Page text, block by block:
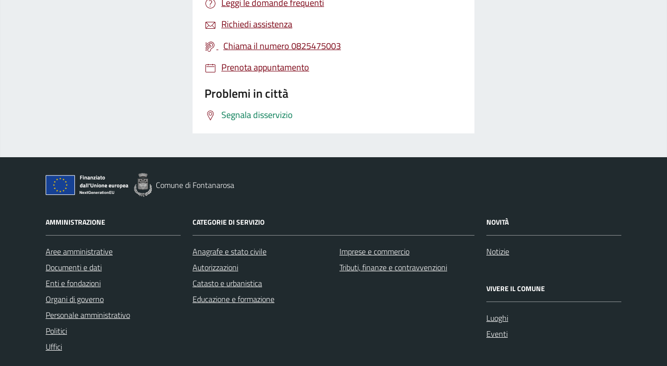
Richiedi assistenza
Chiama il numero 0825475003
Prenota appuntamento
Problemi in città
Segnala disservizio
Comune di Fontanarosa
AMMINISTRAZIONE
Aree amministrative
Documenti e dati
Enti e fondazioni
Organi di governo
Personale amministrativo
Politici
Uffici
CATEGORIE DI SERVIZIO
Anagrafe e stato civile
Autorizzazioni
Catasto e urbanistica
Educazione e formazione
Imprese e commercio
Tributi, finanze e contravvenzioni
NOVITÀ
Notizie
VIVERE IL COMUNE
Luoghi
Eventi